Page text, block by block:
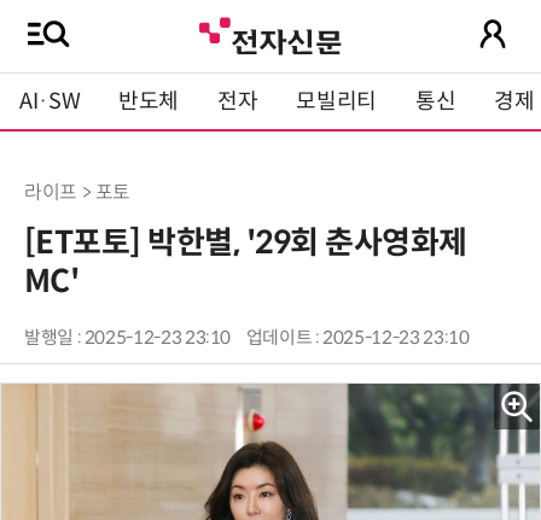
AI·SW 반도체 전자 모빌리티 통신 경제
라이프 > 포토
[ET포토] 박한별, '29회 춘사영화제
MC'
발행일 : 2025-12-23 23:10 업데이트 : 2025-12-23 23:10